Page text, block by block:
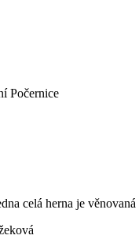
Počernice
celá herna je